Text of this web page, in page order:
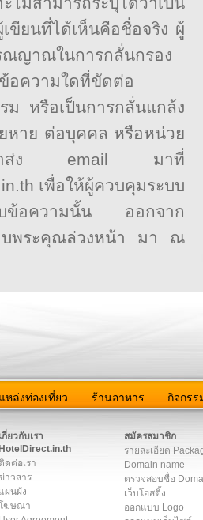
ขียนที่ได้เห็นคือชื่อจริง ผู้
ณญาณในการกลั่นกรอง
อความใดที่ขัดต่อ
ม หรือเป็นการกลั่นแกล้ง
ยหาย ต่อบุคคล หรือหน่วย
ส่ง email มาที่
เพื่อให้ผู้ควบคุมระบบ
บข้อความนั้น ออกจาก
บพระคุณล่วงหน้า มา ณ
แหล่งท่องเที่ยว ร้านอาหาร กิจกรร
เกี่ยวกับเรา
HotelDirect.in.th
ติดต่อเรา
าวสาร
แผนผัง
ฆษณา
สมัครสมาชิก
รายละเอียด
Domain name
ตรวจสอบชื่อ
เว็บโฮสติ้ง
ออกแบบ Logo